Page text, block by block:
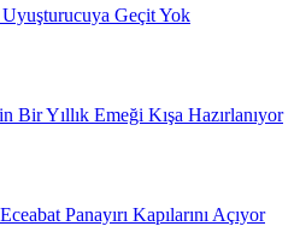
Uyuşturucuya Geçit Yok
Bir Yıllık Emeği Kışa Hazırlanıyor
Panayırı Kapılarını Açıyor